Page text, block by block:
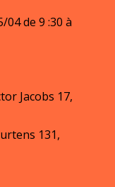
04 de 9 :30 à
Jacobs 17,
131,